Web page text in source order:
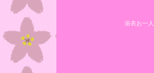
浴衣お一